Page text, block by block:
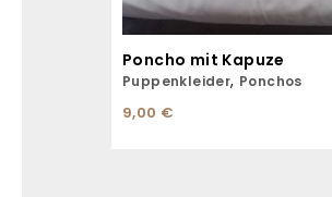
Poncho mit Kapuze
Puppenkleider, Ponchos
9,00 €